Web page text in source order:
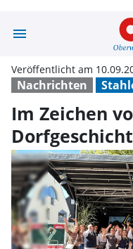
menu
Nachrichten
Veröffentlicht am
Im Zeichen